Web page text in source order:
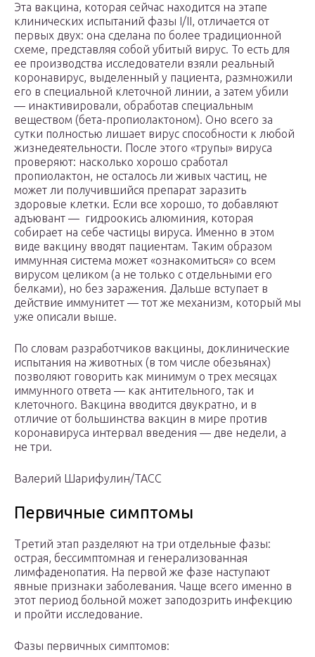
Эта вакцина, которая сейчас находится на этапе
клинических испытаний фазы I/II, отличается от
первых двух: она сделана по более традиционной
схеме, представляя собой убитый вирус. То есть для
ее производства исследователи взяли реальный
коронавирус, выделенный у пациента, размножили
его в специальной клеточной линии, а затем убили
— инактивировали, обработав специальным
веществом (бета-пропиолактоном). Оно всего за
сутки полностью лишает вирус способности к любой
жизнедеятельности. После этого «трупы» вируса
проверяют: насколько хорошо сработал
пропиолактон, не осталось ли живых частиц, не
может ли получившийся препарат заразить
здоровые клетки. Если все хорошо, то добавляют
адъювант — гидроокись алюминия, которая
собирает на себе частицы вируса. Именно в этом
виде вакцину вводят пациентам. Таким образом
иммунная система может «ознакомиться» со всем
вирусом целиком (а не только с отдельными его
белками), но без заражения. Дальше вступает в
действие иммунитет — тот же механизм, который мы
уже описали выше.
По словам разработчиков вакцины, доклинические
испытания на животных (в том числе обезьянах)
позволяют говорить как минимум о трех месяцах
иммунного ответа — как антительного, так и
клеточного. Вакцина вводится двукратно, и в
отличие от большинства вакцин в мире против
коронавируса интервал введения — две недели, а
не три.
Валерий Шарифулин/ТАСС
Первичные симптомы
Третий этап разделяют на три отдельные фазы:
острая, бессимптомная и генерализованная
лимфаденопатия. На первой же фазе наступают
явные признаки заболевания. Чаще всего именно в
этот период больной может заподозрить инфекцию
и пройти исследование.
Фазы первичных симптомов: